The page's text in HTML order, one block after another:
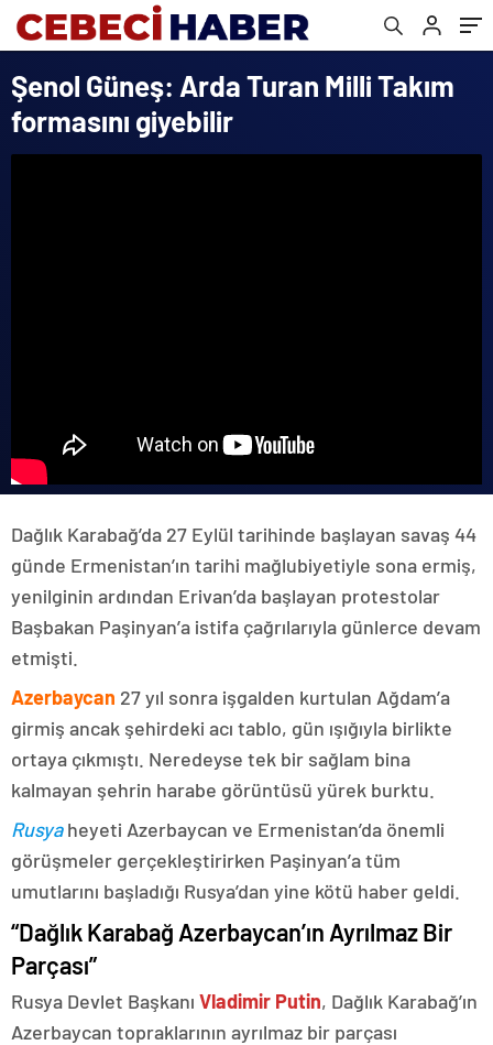
Şenol Güneş: Arda Turan Milli Takım
formasını giyebilir
Dağlık Karabağ’da 27 Eylül tarihinde başlayan savaş 44
günde Ermenistan’ın tarihi mağlubiyetiyle sona ermiş,
yenilginin ardından Erivan’da başlayan protestolar
Başbakan Paşinyan’a istifa çağrılarıyla günlerce devam
etmişti.
Azerbaycan 27 yıl sonra işgalden kurtulan Ağdam’a
girmiş ancak şehirdeki acı tablo, gün ışığıyla birlikte
ortaya çıkmıştı. Neredeyse tek bir sağlam bina
kalmayan şehrin harabe görüntüsü yürek burktu.
Rusyaheyeti Azerbaycan ve Ermenistan’da önemli
görüşmeler gerçekleştirirken Paşinyan’a tüm
umutlarını başladığı Rusya’dan yine kötü haber geldi.
“Dağlık Karabağ Azerbaycan’ın Ayrılmaz Bir
Parçası”
Rusya Devlet Başkanı Vladimir Putin, Dağlık Karabağ’ın
Azerbaycan topraklarının ayrılmaz bir parçası